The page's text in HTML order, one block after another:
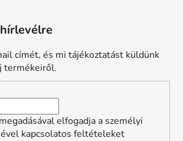
címét, és mi tájékoztatást küldünk
termékeiről.
elfogadja a személyi
kapcsolatos feltételeket